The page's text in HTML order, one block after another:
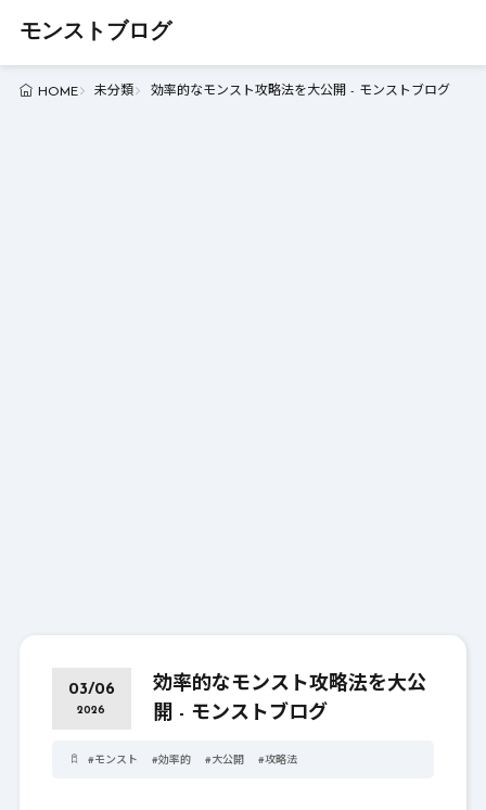
モンストブログ
HOME 未分類 効率的なモンスト攻略法を大公開 - モンストブログ
03/06
2026
効率的なモンスト攻略法を大公
開 - モンストブログ
#モンスト #効率的 #大公開 #攻略法